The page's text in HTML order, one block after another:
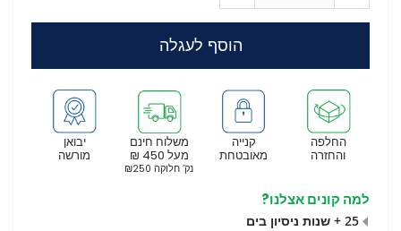
הוסף לעגלה
יבואן
מורשה
משלוח חינם
מעל 450 ₪
נק’ חלוקה ₪250
קנייה
מאובטחת
החלפה
והחזרה
למה קונים אצלנו?
25 + שנות ניסיון בים